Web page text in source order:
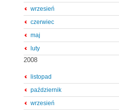
wrzesień
czerwiec
maj
luty
2008
listopad
październik
wrzesień